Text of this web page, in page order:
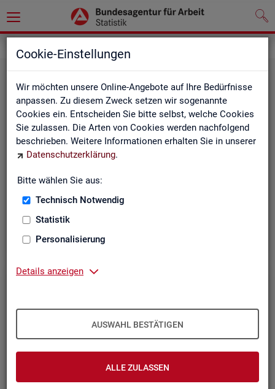
Cookie-Einstellungen
Wir möchten unsere Online-Angebote auf Ihre Bedürfnisse
anpassen. Zu diesem Zweck setzen wir sogenannte
Cookies ein. Entscheiden Sie bitte selbst, welche Cookies
Sie zulassen. Die Arten von Cookies werden nachfolgend
beschrieben. Weitere Informationen erhalten Sie in unserer
Datenschutzerklärung.
Bitte wählen Sie aus:
Technisch Notwendig
Statistik
Personalisierung
Details anzeigen
AUSWAHL BESTÄTIGEN
ALLE ZULASSEN